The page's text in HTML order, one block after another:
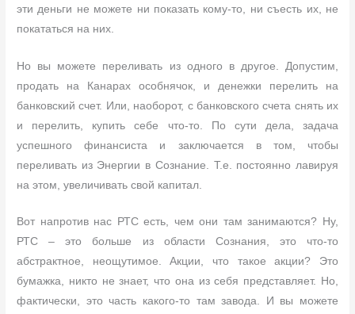
эти деньги не можете ни показать кому-то, ни съесть их, не
покататься на них.
Но вы можете переливать из одного в другое. Допустим,
продать на Канарах особнячок, и денежки перелить на
банковский счет. Или, наоборот, с банковского счета снять их
и перелить, купить себе что-то. По сути дела, задача
успешного финансиста и заключается в том, чтобы
переливать из Энергии в Сознание. Т.е. постоянно лавируя
на этом, увеличивать свой капитал.
Вот напротив нас РТС есть, чем они там занимаются? Ну,
РТС – это больше из области Сознания, это что-то
абстрактное, неощутимое. Акции, что такое акции? Это
бумажка, никто не знает, что она из себя представляет. Но,
фактически, это часть какого-то там завода. И вы можете